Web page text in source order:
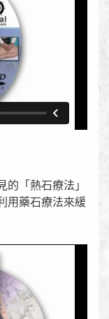
「熱石療法」
用藥石療法來緩